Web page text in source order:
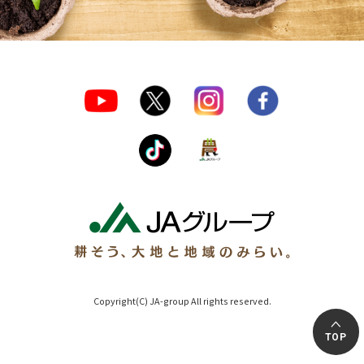
Copyright(C) JA-group All rights reserved.
TOP